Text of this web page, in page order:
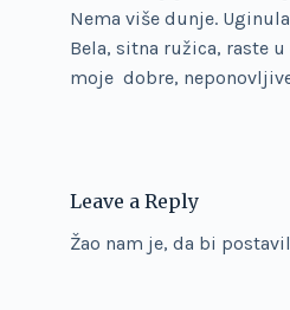
Nema više dunje.
Bela, sitna ružica, raste
moje dobre,
Leave a Reply
Žao nam je, da bi